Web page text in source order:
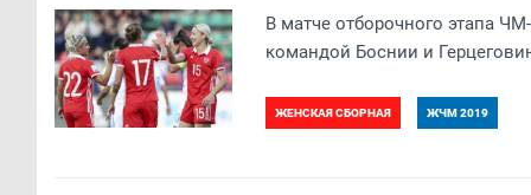
В матче отборочного этапа
командой Боснии и
ЖЕНСКАЯ СБОРНАЯ ЖЧМ 2019